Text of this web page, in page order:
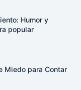
Humor y
popular
Miedo para Contar